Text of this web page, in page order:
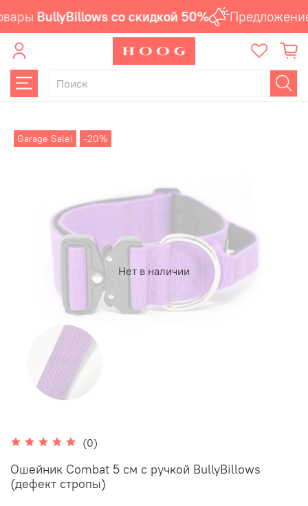
BullyBillows со скидкой 50% Предложение
Нет в наличии
Garage Sale! -20%
(0)
Ошейник Combat 5 см с ручкой BullyBillows
(дефект стропы)